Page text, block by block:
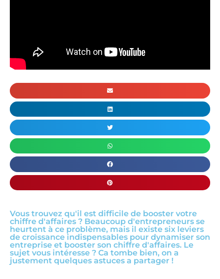
Vous trouvez qu'il est difficile de booster votre
chiffre d'affaires ? Beaucoup d'entrepreneurs se
heurtent à ce problème, mais il existe six leviers
de croissance indispensables pour dynamiser son
entreprise et booster son chiffre d'affaires. Le
sujet vous intéresse ? Ca tombe bien, on a
justement quelques astuces a partager !